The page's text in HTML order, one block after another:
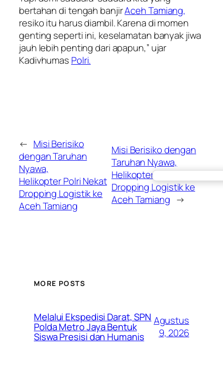
bertahan di tengah banjirAceh Tamiang,
resiko itu harus diambil. Karena di momen
genting seperti ini, keselamatan banyak jiwa
jauh lebih penting dari apapun,” ujar
Kadivhumas Polri.
← Misi Berisiko
dengan Taruhan
Nyawa,
Helikopter Polri Nekat
Dropping Logistik ke
Aceh Tamiang
Misi Berisiko dengan
Taruhan Nyawa,
Helikopter Polri Nekat
Dropping Logistik ke
Aceh Tamiang →
MORE POSTS
Melalui Ekspedisi Darat, SPN
Polda Metro Jaya Bentuk
Siswa Presisi dan Humanis
Agustus
9, 2026